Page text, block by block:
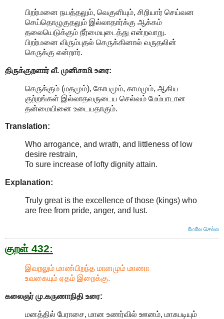
பிறர்மனை நயத்தலும், வெகுளியும், சிறியார் செய்வன
செய்தொழுகுதலும் இல்லாதார்க்கு ஆக்கம்
தலையெடுக்கும் நீர்மையுடைத்து என்றவாறு.
பிறர்மனை விரும்புதல் செருக்கினால் வருதலின்
செருக்கு என்றார்.
திருக்குறளார் வீ. முனிசாமி உரை:
செருக்கும் (மதமும்), கோபமும், காமமும், ஆகிய
குற்றங்கள் இல்லாதவருடைய செல்வம் மேம்பாடான
தன்மையினை உடையதாகும்.
Translation:
Who arrogance, and wrath, and littleness of low
desire restrain,
To sure increase of lofty dignity attain.
Explanation:
Truly great is the excellence of those (kings) who
are free from pride, anger, and lust.
மேலே செல்ல
குறள் 432:
இவறலும் மாண்பிறந்த மானமும் மாணா
உவகையும் ஏதம் இறைக்கு.
கலைஞர் மு.கருணாநிதி உரை:
மனத்தில் பேராசை, மான உணர்வில் ஊனம், மாசுபடியும்